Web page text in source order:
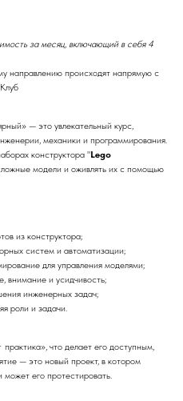
за месяц, включающий в себя 4
направлению происходят напрямую с
— это увлекательный курс,
механики и программирования.
конструктора "Lego
модели и оживлять их с помощью
из конструктора;
систем и автоматизации;
для управления моделями;
внимание и усидчивость;
инженерных задач;
роли и задачи.
что делает его доступным,
— это новый проект, в котором
может его протестировать.